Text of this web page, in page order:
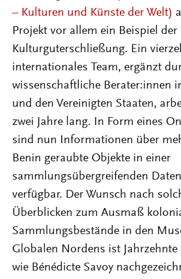
– Kulturen und Künste der Welt)
Projekt vor allem ein Beispiel
Kulturguterschließung. Ein
internationales Team, ergänzt
wissenschaftliche Berater:innen
und den Vereinigten Staaten,
zwei Jahre lang. In Form eines
sind nun Informationen über
Benin geraubte Objekte in einer
sammlungsübergreifenden
verfügbar. Der Wunsch nach
Überblicken zum Ausmaß
Sammlungsbestände in den
Globalen Nordens ist
wie Bénédicte Savoy